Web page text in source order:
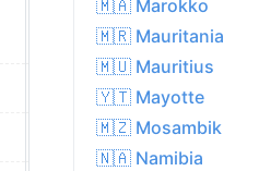
Aurinkoista
26.6°C
20.8°C
🇲🇦 Marokko
🇲🇷 Mauritania
🇲🇺 Mauritius
🇾🇹 Mayotte
🇲🇿 Mosambik
🇳🇦 Namibia